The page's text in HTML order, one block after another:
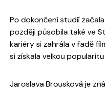
Po dokončení studií
později působila také ve
kariéry si zahrála v řadě
si získala velkou
Jaroslava Brousková je